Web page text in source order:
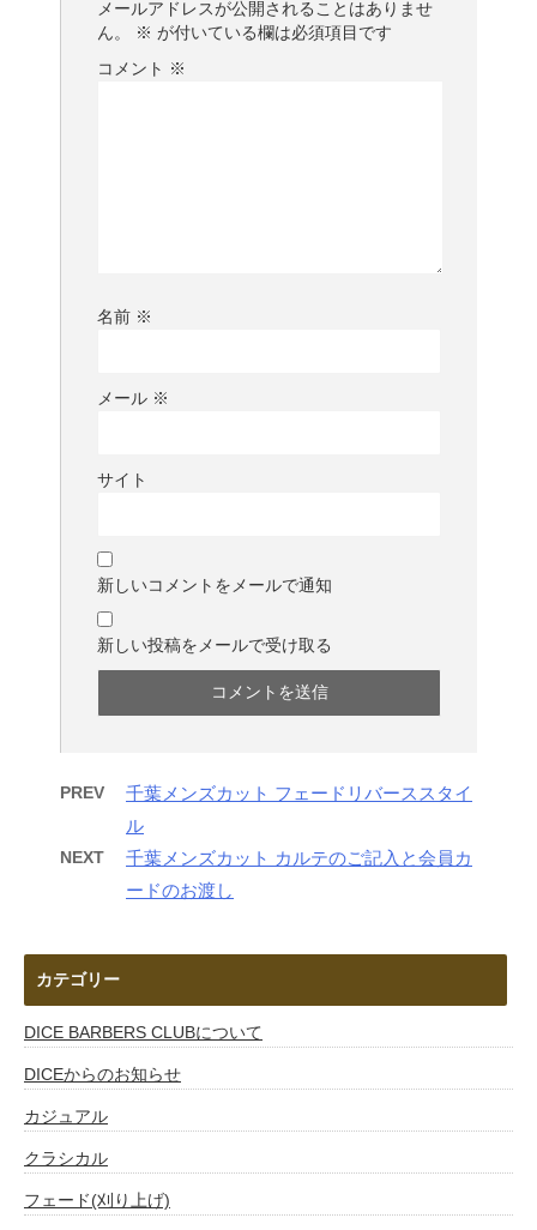
メールアドレスが公開されることはありませ
ん。
※ が付いている欄は必須項目です
コメント ※
名前 ※
メール ※
サイト
新しいコメントをメールで通知
新しい投稿をメールで受け取る
PREV
千葉メンズカット フェードリバーススタイ
ル
NEXT
千葉メンズカット カルテのご記入と会員カ
ードのお渡し
カテゴリー
DICE BARBERS CLUBについて
DICEからのお知らせ
カジュアル
クラシカル
フェード(刈り上げ)